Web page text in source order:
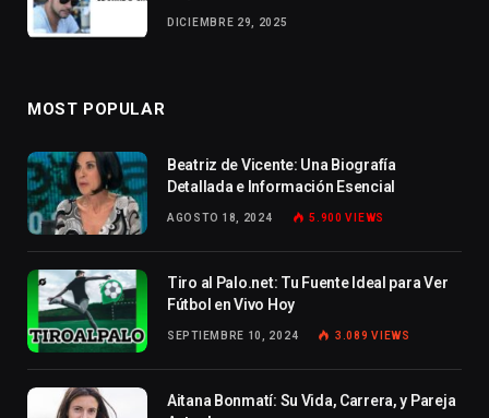
DICIEMBRE 29, 2025
MOST POPULAR
Beatriz de Vicente: Una Biografía
Detallada e Información Esencial
AGOSTO 18, 2024 5.900VIEWS
Tiro al Palo.net: Tu Fuente Ideal para Ver
Fútbol en Vivo Hoy
SEPTIEMBRE 10, 2024 3.089VIEWS
Aitana Bonmatí: Su Vida, Carrera, y Pareja